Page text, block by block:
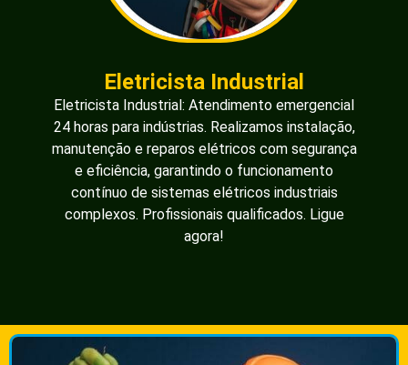
Eletricista Industrial
Eletricista Industrial: Atendimento emergencial
24 horas para indústrias. Realizamos instalação,
manutenção e reparos elétricos com segurança
e eficiência, garantindo o funcionamento
contínuo de sistemas elétricos industriais
complexos. Profissionais qualificados. Ligue
agora!